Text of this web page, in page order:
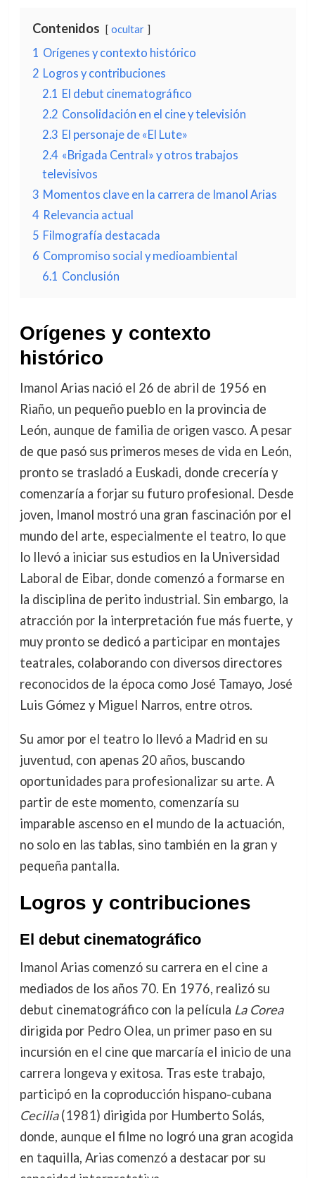
Contenidos ocultar
1 Orígenes y contexto histórico
2 Logros y contribuciones
2.1 El debut cinematográfico
2.2 Consolidación en el cine y televisión
2.3 El personaje de «El Lute»
2.4 «Brigada Central» y otros trabajos
televisivos
3 Momentos clave en la carrera de Imanol Arias
4 Relevancia actual
5 Filmografía destacada
6 Compromiso social y medioambiental
6.1 Conclusión
Orígenes y contexto
histórico
Imanol Arias nació el 26 de abril de 1956 en
Riaño, un pequeño pueblo en la provincia de
León, aunque de familia de origen vasco. A pesar
de que pasó sus primeros meses de vida en León,
pronto se trasladó a Euskadi, donde crecería y
comenzaría a forjar su futuro profesional. Desde
joven, Imanol mostró una gran fascinación por el
mundo del arte, especialmente el teatro, lo que
lo llevó a iniciar sus estudios en la Universidad
Laboral de Eibar, donde comenzó a formarse en
la disciplina de perito industrial. Sin embargo, la
atracción por la interpretación fue más fuerte, y
muy pronto se dedicó a participar en montajes
teatrales, colaborando con diversos directores
reconocidos de la época como José Tamayo, José
Luis Gómez y Miguel Narros, entre otros.
Su amor por el teatro lo llevó a Madrid en su
juventud, con apenas 20 años, buscando
oportunidades para profesionalizar su arte. A
partir de este momento, comenzaría su
imparable ascenso en el mundo de la actuación,
no solo en las tablas, sino también en la gran y
pequeña pantalla.
Logros y contribuciones
El debut cinematográfico
Imanol Arias comenzó su carrera en el cine a
mediados de los años 70. En 1976, realizó su
debut cinematográfico con la película La Corea
dirigida por Pedro Olea, un primer paso en su
incursión en el cine que marcaría el inicio de una
carrera longeva y exitosa. Tras este trabajo,
participó en la coproducción hispano-cubana
Cecilia(1981) dirigida por Humberto Solás,
donde, aunque el filme no logró una gran acogida
en taquilla, Arias comenzó a destacar por su